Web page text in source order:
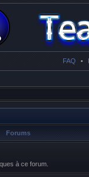
FAQ •
Forums
à ce forum.